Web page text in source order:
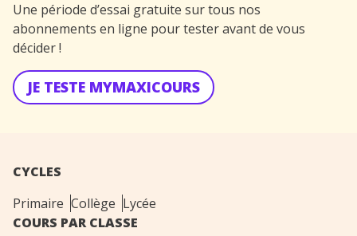
Une période d’essai gratuite sur tous nos
abonnements en ligne pour tester avant de vous
décider !
JE TESTE MYMAXICOURS
CYCLES
Primaire Collège Lycée
COURS PAR CLASSE